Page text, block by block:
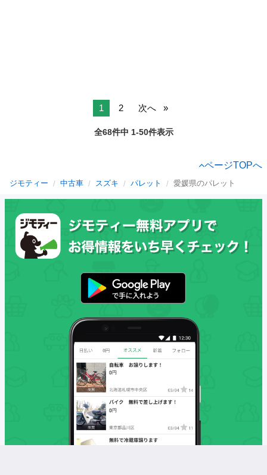
1 2 次へ
全68件中 1-50件表示
ページTOPへ
ジモティー 中古車 スズキ パレット 愛媛県のパレット